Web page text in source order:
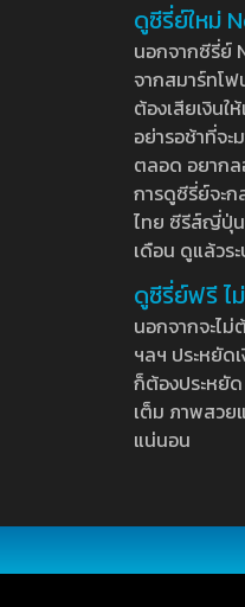
ดูซีรี่ย์ใหม่
นอกจากซีรี่ย์
จากสมาร์ทโ
ต้องเสียเงิน
อย่ารอช้าที่จ
ตลอด อยากล
การดูซีรี่ย์จะก
ไทย ซีรีส์ญี่ปุ่น
เดือน ดูแล้วร
ดูซีรี่ย์ฟรี ไ
นอกจากจะไ
ฯลฯ ประหยัด
ก็ต้องประหยั
เต็ม ภาพสวย
แน่นอน